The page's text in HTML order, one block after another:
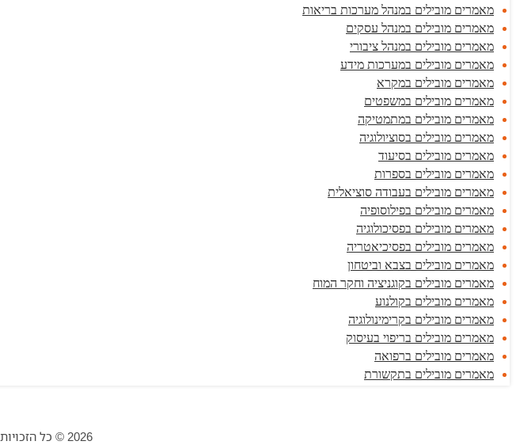
מאמרים מובילים במנהל מערכות בריאות
מאמרים מובילים במנהל עסקים
מאמרים מובילים במנהל ציבורי
מאמרים מובילים במערכות מידע
מאמרים מובילים במקרא
מאמרים מובילים במשפטים
מאמרים מובילים במתמטיקה
מאמרים מובילים בסוציולוגיה
מאמרים מובילים בסיעוד
מאמרים מובילים בספרות
מאמרים מובילים בעבודה סוציאלית
מאמרים מובילים בפילוסופיה
מאמרים מובילים בפסיכולוגיה
מאמרים מובילים בפסיכיאטריה
מאמרים מובילים בצבא וביטחון
מאמרים מובילים בקוגניציה וחקר המוח
מאמרים מובילים בקולנוע
מאמרים מובילים בקרימינולוגיה
מאמרים מובילים בריפוי בעיסוק
מאמרים מובילים ברפואה
מאמרים מובילים בתקשורת
2026 © כל הזכויות שמורות ל-aguda4u.co.il